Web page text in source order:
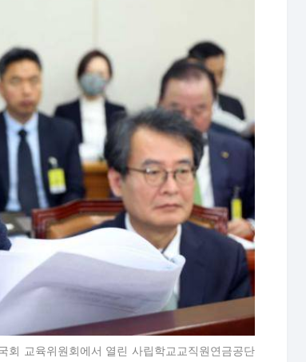
회 교육위원회에서 열린 사립학교교직원연금공단